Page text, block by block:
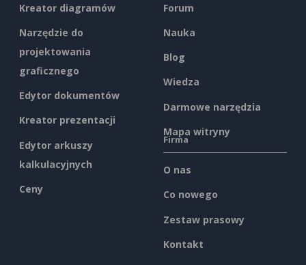
Kreator diagramów
Narzędzie do
projektowania
graficznego
Edytor dokumentów
Kreator prezentacji
Edytor arkuszy
kalkulacyjnych
Ceny
Forum
Nauka
Blog
Wiedza
Darmowe narzędzia
Mapa witryny
Firma
O nas
Co nowego
Zestaw prasowy
Kontakt